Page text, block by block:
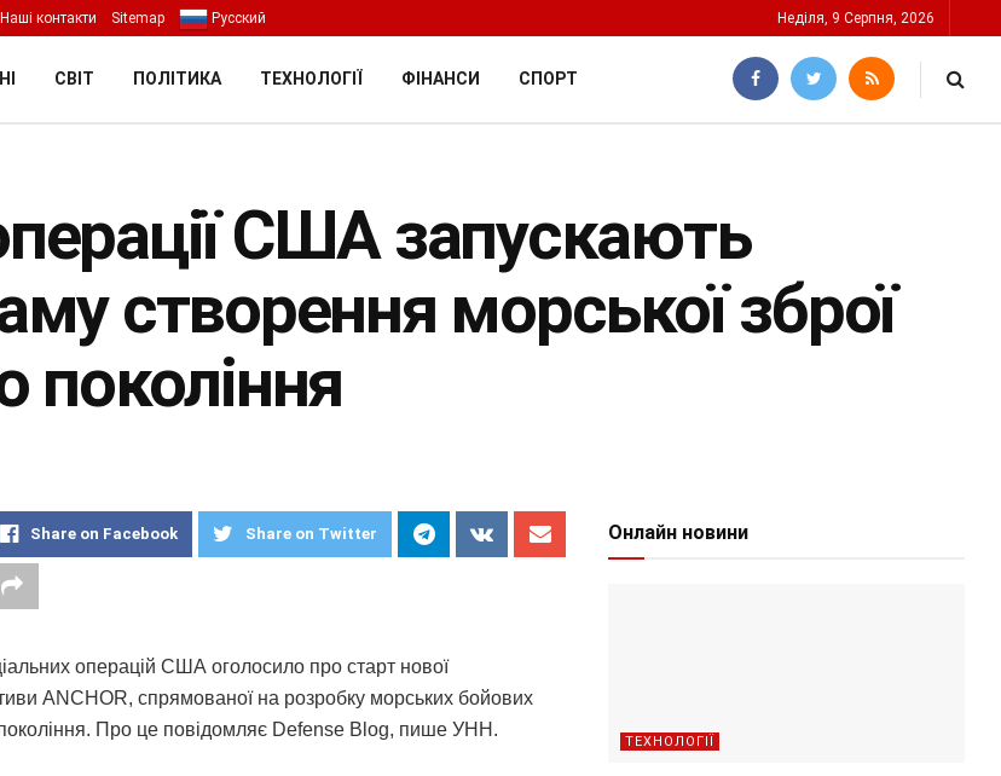
Наші контакти Sitemap Русский Неділя, 9 Серпня, 2026
СВІТ ПОЛІТИКА ТЕХНОЛОГІЇ ФІНАНСИ СПОРТ
США запускають
створення морської зброї
покоління
Share on Facebook Share on Twitter
операцій США оголосило про старт нової
ANCHOR, спрямованої на розробку морських бойових
Про це повідомляє Defense Blog, пише УНН.
Онлайн новини
ТЕХНОЛОГІЇ